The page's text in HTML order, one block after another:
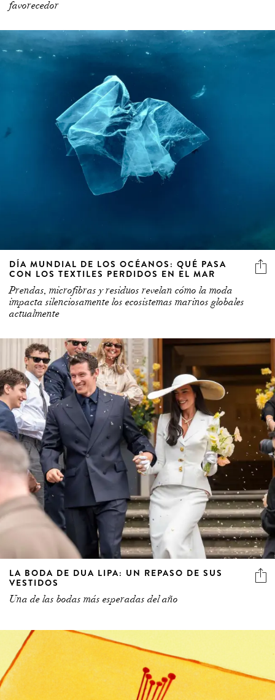
DÍA MUNDIAL DE LOS OCÉANOS: QUÉ PASA
CON LOS TEXTILES PERDIDOS EN EL MAR
Prendas, microfibras y residuos revelan cómo la moda
impacta silenciosamente los ecosistemas marinos globales
actualmente
LA BODA DE DUA LIPA: UN REPASO DE SUS
VESTIDOS
Una de las bodas más esperadas del año